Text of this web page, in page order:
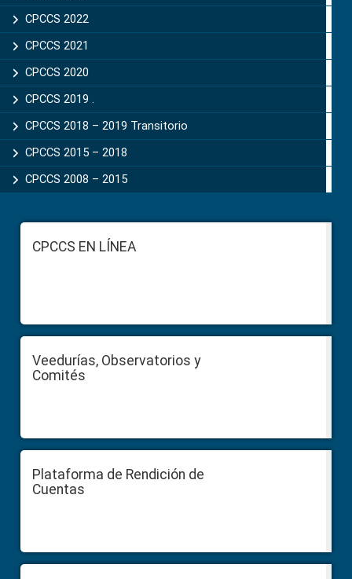
CPCCS 2022
CPCCS 2021
CPCCS 2020
CPCCS 2019 .
CPCCS 2018 – 2019 Transitorio
CPCCS 2015 – 2018
CPCCS 2008 – 2015
FooterCPCCS EN LÍNEA
Veedurías, Observatorios y
Comités
Plataforma de Rendición de
Cuentas